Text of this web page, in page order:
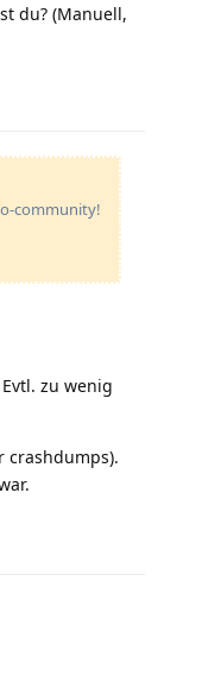
du? (Manuell,
community!
zu wenig
crashdumps).